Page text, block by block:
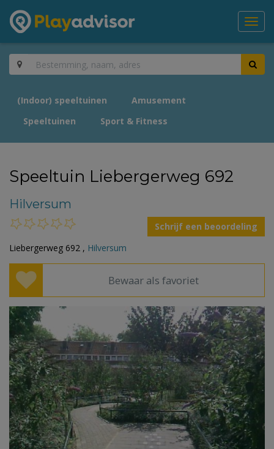
(Indoor) speeltuinen
Amusement
Speeltuinen
Sport & Fitness
Speeltuin Liebergerweg 692
Hilversum
Schrijf een beoordeling
Liebergerweg 692 , Hilversum
Bewaar als favoriet